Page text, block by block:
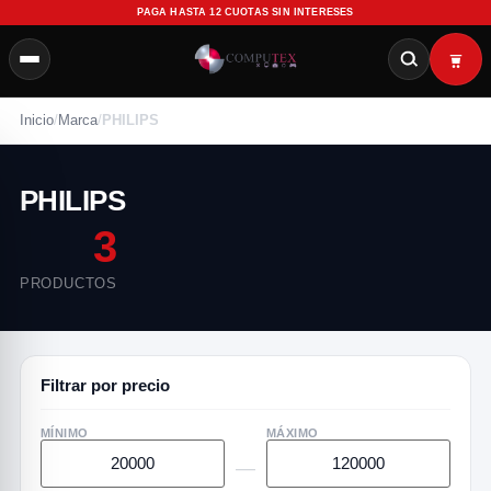
PAGA HASTA 12 CUOTAS SIN INTERESES
Inicio/ Marca/ PHILIPS
PHILIPS
3
PRODUCTOS
Filtrar por precio
MÍNIMO
—
MÁXIMO